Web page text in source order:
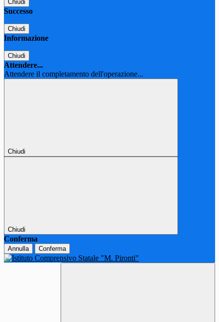
Chiudi
Successo
Chiudi
Informazione
Chiudi
Attendere...
Attendere il completamento dell'operazione...
Chiudi
Chiudi
Conferma
Annulla Conferma